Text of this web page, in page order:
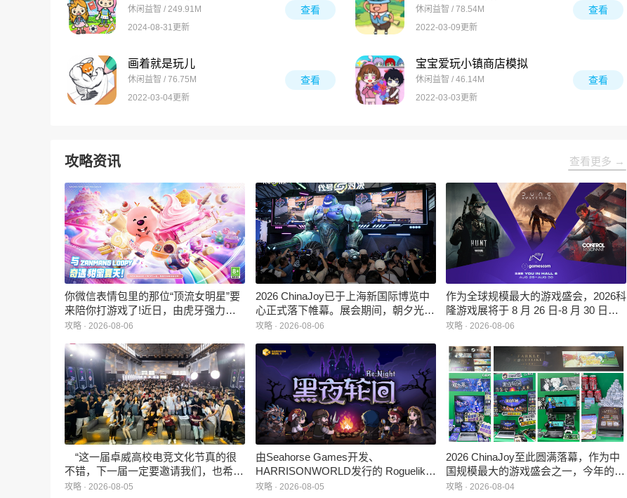
休闲益智 / 249.91M
2024-08-31更新
查看
休闲益智 / 78.54M
2022-03-09更新
查看
画着就是玩儿
休闲益智 / 76.75M
2022-03-04更新
查看
宝宝爱玩小镇商店模拟
休闲益智 / 46.14M
2022-03-03更新
查看
攻略资讯 查看更多 →
你微信表情包里的那位“顶流女明星”要
来陪你打游戏了!近日，由虎牙强力发
行、正版Zanmang Loopy(赞萌露比)IP
遇》正式曝光。这款产品巧妙融合了
3D立体消除、模拟经营与丰富的互动
社交玩法，准备为广大玩家和
ZANMANG LOOPY粉丝们带来一场视
觉与味觉的双重“奇遇”。
攻略 · 2026-08-06
2026 ChinaJoy已于上海新国际博览中
心正式落下帷幕。展会期间，朝夕光年
旗下蓝海工作室自研的多英雄策略射击
相，并向玩家开放试玩。
攻略 · 2026-08-06
作为全球规模最大的游戏盛会，2026科
隆游戏展将于 8 月 26 日-8 月 30 日在
德国举行。日前，科隆游戏展官方宣
罄，这也是科隆游戏展办展史上首次出
现展位一席难求的情况。
攻略 · 2026-08-06
“这一届卓威高校电竞文化节真的很
不错，下一届一定要邀请我们，也希望
能给更多同学一个来到现场的机会。”
攻略 · 2026-08-05
由Seahorse Games开发、
HARRISONWORLD发行的 Roguelike
卡牌战棋游戏 《黑夜轮回》于2026年8
攻略 · 2026-08-05
2026 ChinaJoy至此圆满落幕，作为中
国规模最大的游戏盛会之一，今年的展
馆依旧汇聚了来自全球的游戏厂商、媒
攻略 · 2026-08-04